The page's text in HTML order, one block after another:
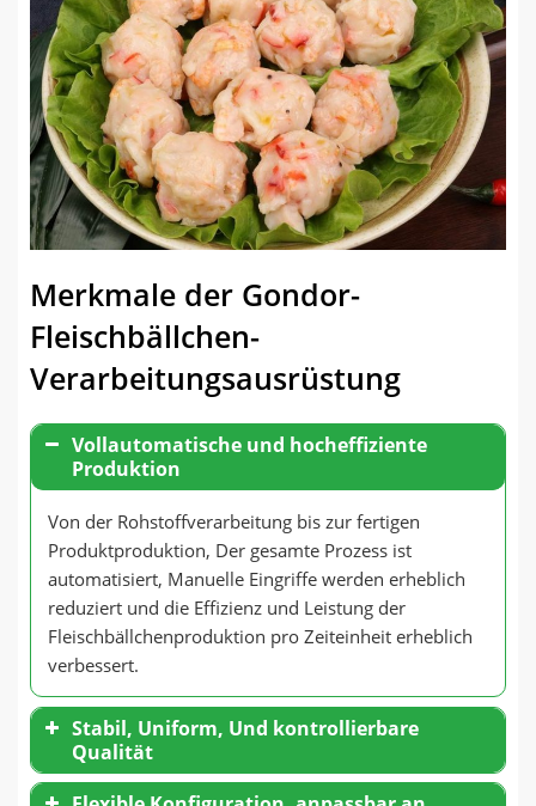
Merkmale der Gondor-
Fleischbällchen-
Verarbeitungsausrüstung
Vollautomatische und hocheffiziente
Produktion
Von der Rohstoffverarbeitung bis zur fertigen
Produktproduktion, Der gesamte Prozess ist
automatisiert, Manuelle Eingriffe werden erheblich
reduziert und die Effizienz und Leistung der
Fleischbällchenproduktion pro Zeiteinheit erheblich
verbessert.
Stabil, Uniform, Und kontrollierbare
Qualität